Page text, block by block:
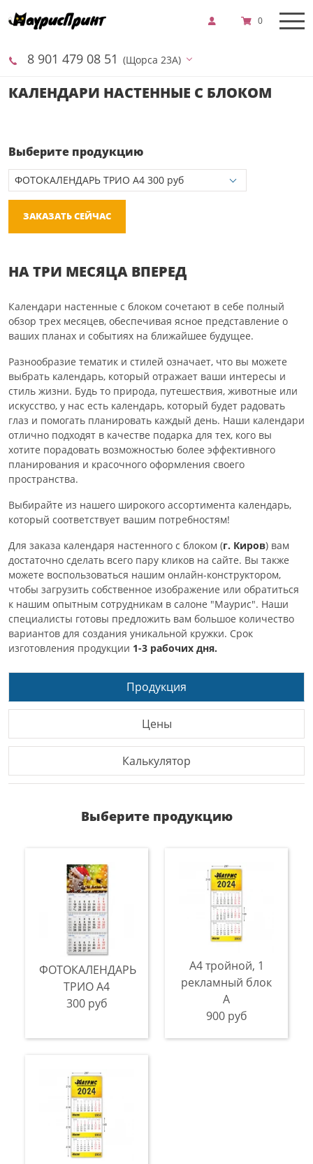
8 901 479 08 51 (Щорса 23А)
0
КАЛЕНДАРИ НАСТЕННЫЕ С БЛОКОМ
Выберите продукцию
ЗАКАЗАТЬ СЕЙЧАС
НА ТРИ МЕСЯЦА ВПЕРЕД
Календари настенные с блоком сочетают в себе полный
обзор трех месяцев, обеспечивая ясное представление о
ваших планах и событиях на ближайшее будущее.
Разнообразие тематик и стилей означает, что вы можете
выбрать календарь, который отражает ваши интересы и
стиль жизни. Будь то природа, путешествия, животные или
искусство, у нас есть календарь, который будет радовать
глаз и помогать планировать каждый день. Наши календари
отлично подходят в качестве подарка для тех, кого вы
хотите порадовать возможностью более эффективного
планирования и красочного оформления своего
пространства.
Выбирайте из нашего широкого ассортимента календарь,
который соответствует вашим потребностям!
Для заказа календаря настенного с блоком (г. Киров) вам
достаточно сделать всего пару кликов на сайте. Вы также
можете воспользоваться нашим онлайн-конструктором,
чтобы загрузить собственное изображение или обратиться
к нашим опытным сотрудникам в салоне "Маурис". Наши
специалисты готовы предложить вам большое количество
вариантов для создания уникальной кружки. Срок
изготовления продукции 1-3 рабочих дня.
Продукция
Цены
Калькулятор
Выберите продукцию
ФОТОКАЛЕНДАРЬ
ТРИО А4
300 руб
А4 тройной, 1
рекламный блок
A
900 руб